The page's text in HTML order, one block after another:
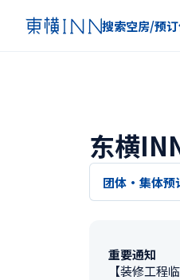
搜索空房/预
东横
团体・集体预
重要通知
【装修工程